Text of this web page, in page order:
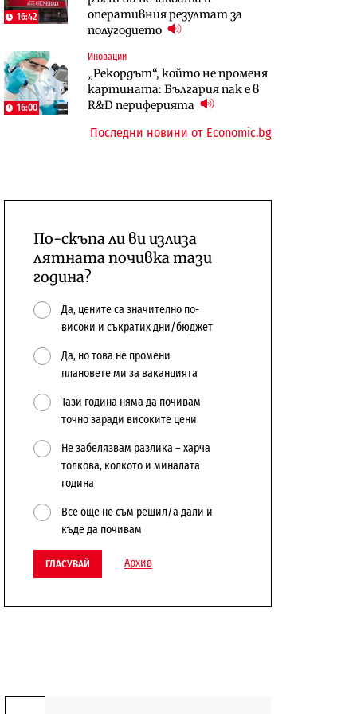
16:42
оперативния резултат за
полугодието
16:00
Иновации
„Рекордът“, който не променя
картината: България пак е в
R&D периферията
откажат напълно от Google
Компании
„Ендуросат“ ще строи огромен
космически и отбранителен
център в Доброславци
център в Доброславци
10:12
Държавният ТЕЦ „Марица
изток 2“ работи с 5 блока
Последни новини от Economic.bg
По-скъпа ли ви излиза
лятната почивка тази
година?
Да, цените са значително по-
високи и съкратих дни/бюджет
Да, но това не промени
плановете ми за ваканцията
Тази година няма да почивам
точно заради високите цени
Не забелязвам разлика – харча
толкова, колкото и миналата
година
Все още не съм решил/а дали и
къде да почивам
ГЛАСУВАЙ Архив